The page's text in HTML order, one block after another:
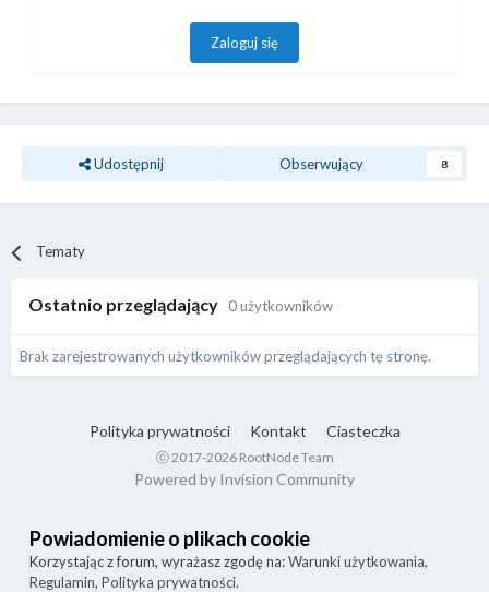
Zaloguj się
Udostępnij Obserwujący 8
Tematy
Ostatnio przeglądający 0 użytkowników
Brak zarejestrowanych użytkowników przeglądających tę stronę.
Polityka prywatności Kontakt Ciasteczka
ⓒ 2017-2026 RootNode Team
Powered by Invision Community
Powiadomienie o plikach cookie
Korzystając z forum, wyrażasz zgodę na:Warunki użytkowania,
Regulamin, Polityka prywatności.